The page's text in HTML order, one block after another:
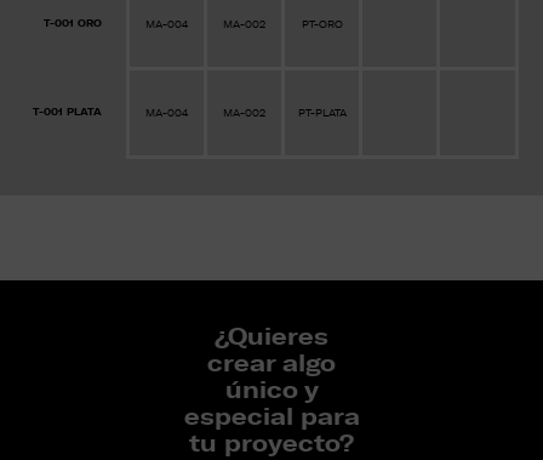
T-001 ORO MA-004 MA-002 PT-ORO
T-001 PLATA MA-004 MA-002 PT-PLATA
¿Quieres
crear algo
único y
especial para
tu proyecto?